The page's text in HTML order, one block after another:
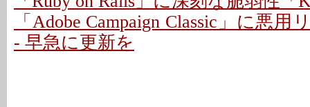
「Adobe Campaign Classic」に悪
- 早急に更新を